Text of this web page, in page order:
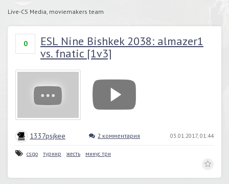
Live-CS Media, moviemakers team
0
ESL Nine Bishkek 2038: almazer1
vs. fnatic [1v3]
1337psjkee 2 комментария 03.01.2017, 01:44
cs:go турнир жесть минус три